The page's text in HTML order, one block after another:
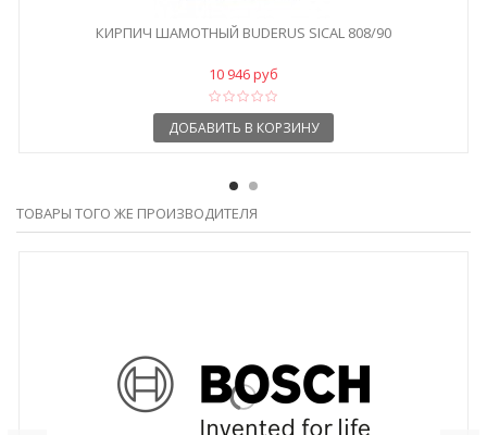
КИРПИЧ ШАМОТНЫЙ BUDERUS SICAL 808/90
10 946 руб
ДОБАВИТЬ В КОРЗИНУ
ТОВАРЫ ТОГО ЖЕ ПРОИЗВОДИТЕЛЯ